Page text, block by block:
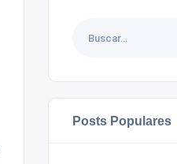
Posts Populares